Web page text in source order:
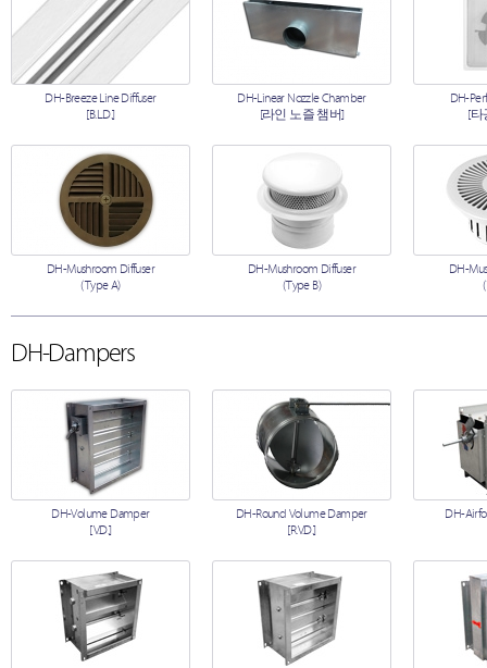
DH-Breeze Line Diffuser
[B.L.D.]
DH-Linear Nozzle Chamber
[라인 노즐 챔버]
DH-
[타
DH-Mushroom Diffuser
(Type A)
DH-Mushroom Diffuser
(Type B)
DH-
DH-Dampers
DH-Volume Damper
[V.D.]
DH-Round Volume Damper
[R.V.D.]
DH-